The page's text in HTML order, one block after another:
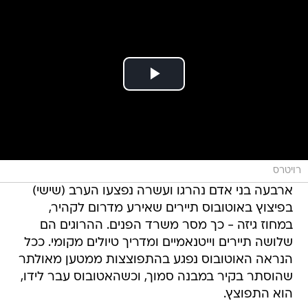
רויטרס
ארבעה בני אדם נהרגו ועשרה נפצעו הערב (שישי)
בפיצוץ באוטובוס תיירים שאירע מדרום לקהיר,
במחוז גיזה - כך מסר משרד הפנים. ההרוגים הם
שלושה תיירים וייטנאמיים ומדריך טיולים מקומי. ככל
הנראה האוטובוס נפגע בהתפוצצות ממטען מאולתר
שהוסתר בקיר במבנה סמוך, וכשהאטובוס עבר לידו,
הוא התפוצץ.